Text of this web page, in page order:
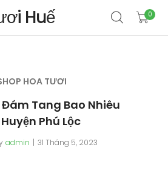
Huế 0
HOA TƯƠI
Tang Bao Nhiêu
Phú Lộc
admin 31 Tháng 5, 2023